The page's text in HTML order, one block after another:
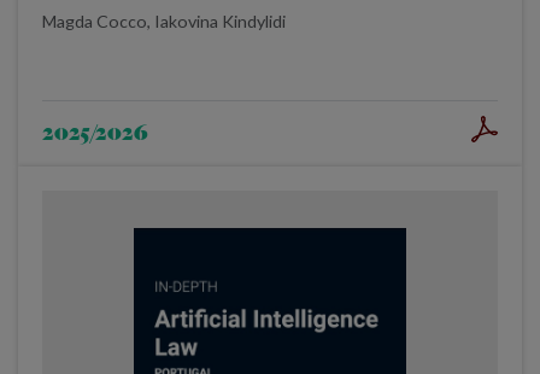
Magda Cocco, Iakovina Kindylidi
2025/2026